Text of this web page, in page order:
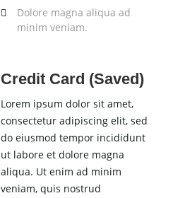
Dolore magna aliqua ad
minim veniam.
Credit Card (Saved)
Lorem ipsum dolor sit amet,
consectetur adipiscing elit, sed
do eiusmod tempor incididunt
ut labore et dolore magna
aliqua. Ut enim ad minim
veniam, quis nostrud